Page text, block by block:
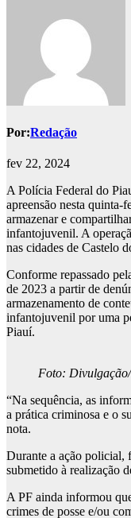
Por:Redação
fev 22, 2024
A Polícia Federal do
apreensão nesta quinta-
armazenar e
infantojuvenil. A
nas cidades de Castelo
Conforme repassado
de 2023 a partir de
armazenamento de
infantojuvenil por uma
Piauí.
Foto:
“Na sequência, as
a prática criminosa e o
nota.
Durante a ação policial,
submetido à realização
A PF ainda informou
crimes de posse e/ou